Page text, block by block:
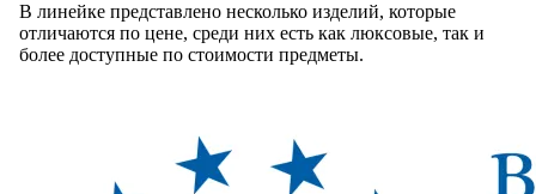
В линейке представлено несколько изделий, которые
отличаются по цене, среди них есть как люксовые, так и
более доступные по стоимости предметы.